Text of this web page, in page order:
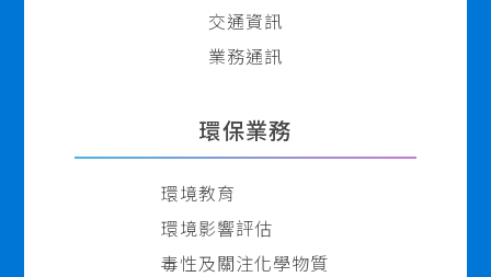
交通資訊
業務通訊
環保業務
環境教育
環境影響評估
毒性及關注化學物質